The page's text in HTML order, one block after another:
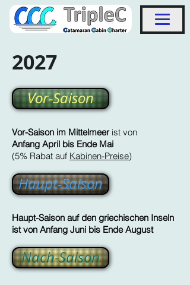
2027
Vor-Saison
Vor-Saison im Mittelmeer ist von
Anfang April bis Ende Mai
(5% Rabat auf Kabinen-Preise)
Haupt-Saison
Haupt-Saison auf den griechischen Inseln
ist von Anfang Juni bis Ende August
Nach-Saison